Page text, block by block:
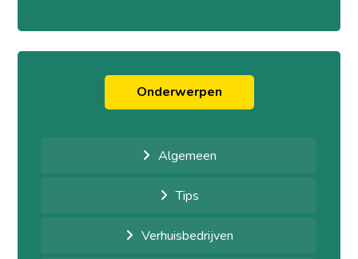
Onderwerpen
Algemeen
Tips
Verhuisbedrijven